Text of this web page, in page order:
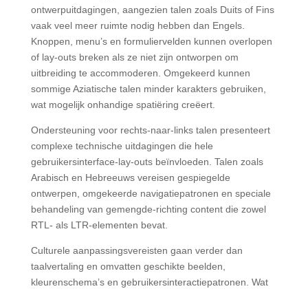
ontwerpuitdagingen, aangezien talen zoals Duits of Fins
vaak veel meer ruimte nodig hebben dan Engels.
Knoppen, menu’s en formuliervelden kunnen overlopen
of lay-outs breken als ze niet zijn ontworpen om
uitbreiding te accommoderen. Omgekeerd kunnen
sommige Aziatische talen minder karakters gebruiken,
wat mogelijk onhandige spatiëring creëert.
Ondersteuning voor rechts-naar-links talen presenteert
complexe technische uitdagingen die hele
gebruikersinterface-lay-outs beïnvloeden. Talen zoals
Arabisch en Hebreeuws vereisen gespiegelde
ontwerpen, omgekeerde navigatiepatronen en speciale
behandeling van gemengde-richting content die zowel
RTL- als LTR-elementen bevat.
Culturele aanpassingsvereisten gaan verder dan
taalvertaling en omvatten geschikte beelden,
kleurenschema’s en gebruikersinteractiepatronen. Wat